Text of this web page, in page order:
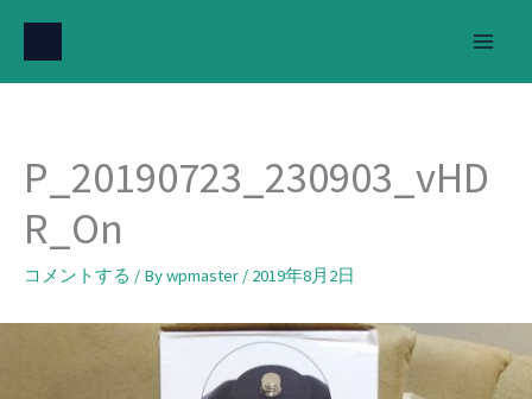
を
P_20190723_230903_vHD
R_On
コメントする / Bywpmaster / 2019年8月2日